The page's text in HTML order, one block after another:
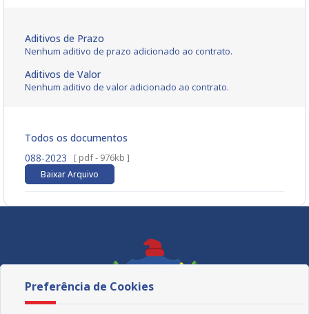
Aditivos de Prazo
Nenhum aditivo de prazo adicionado ao contrato.
Aditivos de Valor
Nenhum aditivo de valor adicionado ao contrato.
Todos os documentos
088-2023
[ pdf - 976kb ]
Baixar Arquivo
Preferência de Cookies